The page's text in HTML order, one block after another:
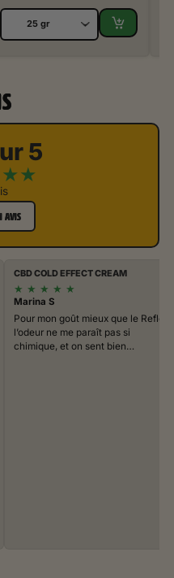
5
★★
AVIS
CBD COLD EFFECT CREAM
★ ★ ★ ★ ★
Marina S
Pour mon goût mieux que le Reflex,
l’odeur ne me paraît pas si
chimique, et on sent bien…